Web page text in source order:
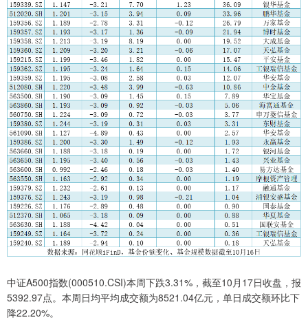
中证A500指数(000510.CSI)本周下跌3.31%，截至10月17日收盘，报
5392.97点。本周日均平均成交额为8521.04亿元，单日成交额环比下
降22.20%。